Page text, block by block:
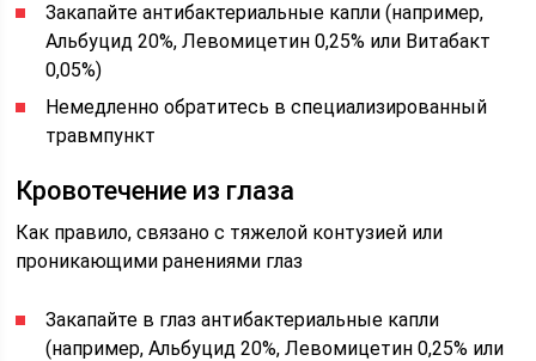
Закапайте антибактериальные капли (например,
Альбуцид 20%, Левомицетин 0,25% или Витабакт
0,05%)
Немедленно обратитесь в специализированный
травмпункт
Кровотечение из глаза
Как правило, связано с тяжелой контузией или
проникающими ранениями глаз
Закапайте в глаз антибактериальные капли
(например, Альбуцид 20%, Левомицетин 0,25% или